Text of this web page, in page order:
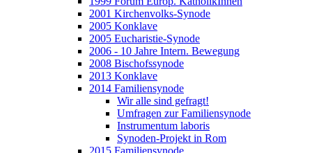
2001 Kirchenvolks-Synode
2005 Konklave
2005 Eucharistie-Synode
2006 - 10 Jahre Intern. Bewegung
2008 Bischofssynode
2013 Konklave
2014 Familiensynode
Wir alle sind gefragt!
Umfragen zur Familiensynode
Instrumentum laboris
Synoden-Projekt in Rom
2015 Familiensynode